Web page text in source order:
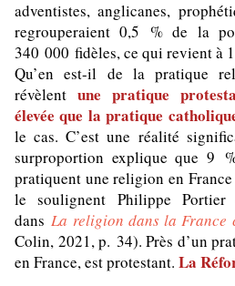
adventistes, anglicanes,
regrouperaient 0,5 % de la
340 000 fidèles, ce qui revient à
Qu’en est-il de la pratique
révèlent une pratique
élevée que la pratique
le cas. C’est une réalité
surproportion explique que 9
pratiquent une religion en
le soulignent Philippe Portier
dans La religion dans la France
Colin, 2021, p. 34). Près d’un
en France, est protestant. La